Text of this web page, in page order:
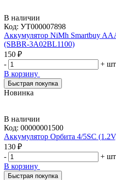
В наличии
Код: УТ000007898
Аккумулятор NiMh Smartbuy
(SBBR-3A02BL1100)
150 ₽
-
+ шт
В корзину
Быстрая покупка
Новинка
В наличии
Код: 00000001500
Аккумулятор Орбита 4/5SC
130 ₽
-
+ шт
В корзину
Быстрая покупка